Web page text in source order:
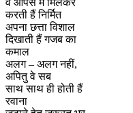
वे आपस में मिलकर
करती हैं निर्मित
अपना छत्ता विशाल
दिखाती हैं गजब का
कमाल
अलग – अलग नहीं,
अपितु वे सब
साथ साथ ही होती हैं
रवाना